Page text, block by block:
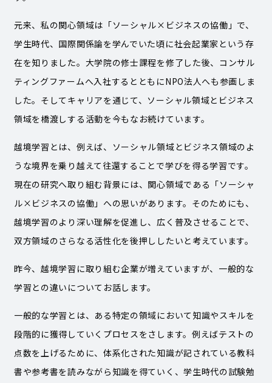
元来、私の関心領域は「ソーシャル×ビジネスの協働」で、
学生時代、国際関係論を学んでいた頃に社会起業家という存
在を知りました。大学院の修士課程を修了した後、コンサル
ティングファームへ入社するとともにNPO法人へも参画しま
した。そしてキャリアを通じて、ソーシャル領域とビジネス
領域を橋渡しする活動を今もなお続けています。
越境学習とは、例えば、ソーシャル領域とビジネス領域のよ
うな境界を乗り越えて往還することで学びを得る学習です。
現在の研究へ取り組む背景には、関心領域である「ソーシャ
ル×ビジネスの協働」への思いがあります。そのためにも、
越境学習のより深い理解を促進し、広く普及させることで、
双方領域のさらなる活性化を後押ししたいと考えています。
昨今、越境学習に取り組む企業が増えていますが、一般的な
学習との違いについてお話します。
一般的な学習とは、ある特定の領域において知識やスキルを
段階的に獲得していくプロセスをさします。例えばテストの
点数を上げるために、体系化された知識が記されている教科
書や参考書を読みながら知識を得ていく、学生時代の試験勉